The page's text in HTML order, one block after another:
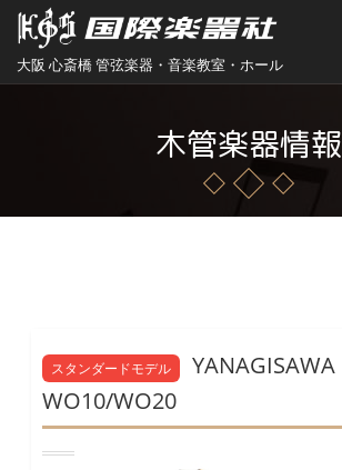
大阪 心斎橋 管弦楽器・音楽教室・ホール
木管楽器情報
スタンダードモデル
YANAGISAWA
WO10/WO20